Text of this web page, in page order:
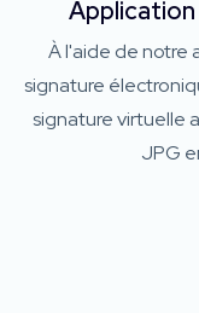
À l'aide de notre
signature
signature virtuelle
JPG